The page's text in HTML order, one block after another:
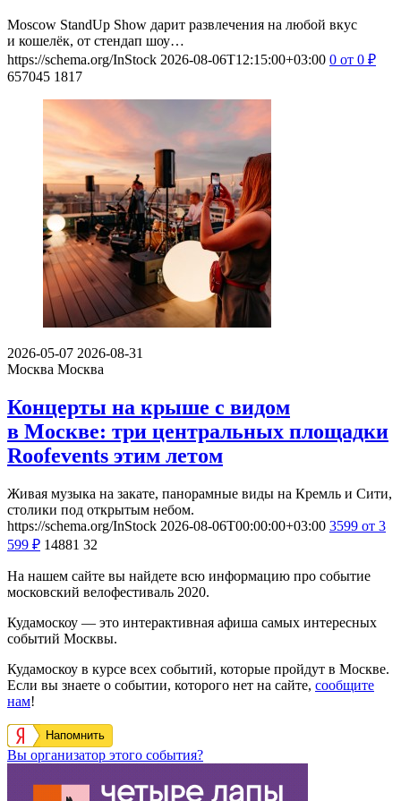
Moscow StandUp Show дарит развлечения на любой вкус
и кошелёк, от стендап шоу…
https://schema.org/InStock 2026-08-06T12:15:00+03:00 0 от 0 ₽
657045 1817
2026-05-07 2026-08-31
Москва Москва
Концерты на крыше с видом
в Москве: три центральных площадки
Roofevents этим летом
Живая музыка на закате, панорамные виды на Кремль и Сити,
столики под открытым небом.
https://schema.org/InStock 2026-08-06T00:00:00+03:00 3599 от 3
599 ₽ 14881 32
На нашем сайте вы найдете всю информацию про событие
московский велофестиваль 2020.
Кудамоскоу — это интерактивная афиша самых интересных
событий Москвы.
Кудамоскоу в курсе всех событий, которые пройдут в Москве.
Если вы знаете о событии, которого нет на сайте, сообщите
нам!
Напомнить
Вы организатор этого события?